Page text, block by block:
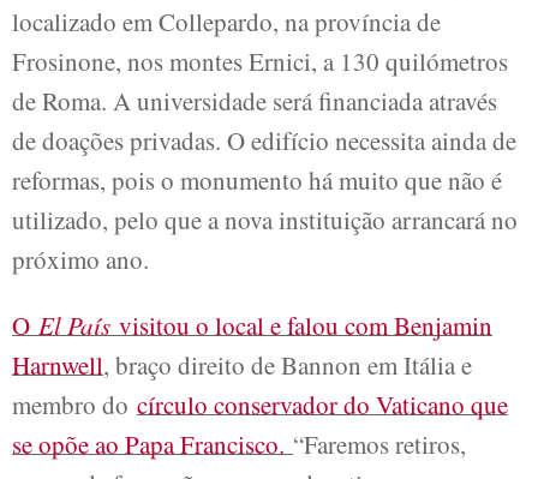
localizado em Collepardo, na província de
Frosinone, nos montes Ernici, a 130 quilómetros
de Roma. A universidade será financiada através
de doações privadas. O edifício necessita ainda de
reformas, pois o monumento há muito que não é
utilizado, pelo que a nova instituição arrancará no
próximo ano.
O El País visitou o local e falou com Benjamin
Harnwell, braço direito de Bannon em Itália e
membro do círculo conservador do Vaticano que
se opõe ao Papa Francisco. “Faremos retiros,